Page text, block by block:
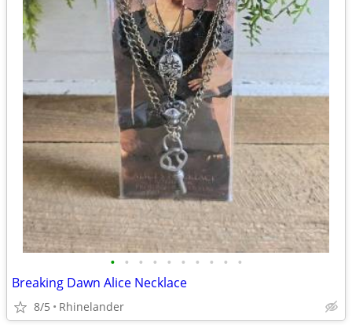
• • • • • • • • • •
Breaking Dawn Alice Necklace
8/5 Rhinelander